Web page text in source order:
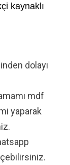
kaynaklı
dolayı
mdf
yaparak